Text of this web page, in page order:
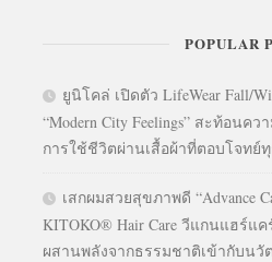
POPULAR
ยูนิโคล่ เปิดตัว LifeWear Fall/
“Modern City Feelings” สะท้อนค
การใช้ชีวิตผ่านเสื้อผ้าที่ตอบโจทย์
เสกผมสวยสุขภาพดี “Advance
KITOKO® Hair Care วีแกนแฮร์แ
ผสานพลังจากธรรมชาติเข้ากับนวั